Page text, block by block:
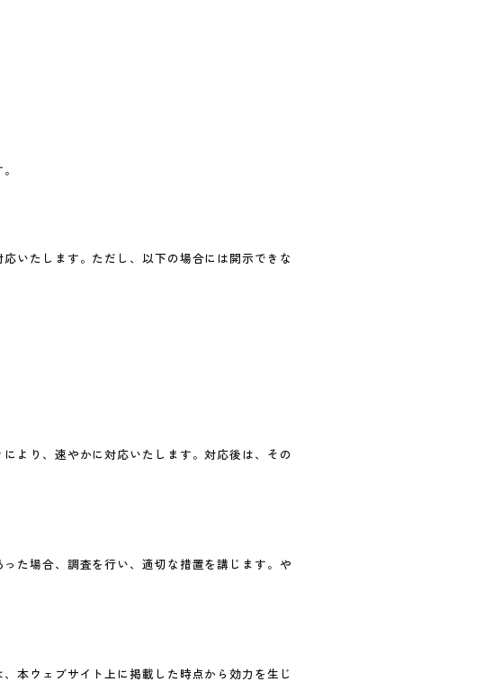
いたします。ただし、以下の場合には開示できな
より、速やかに対応いたします。対応後は、その
た場合、調査を行い、適切な措置を講じます。や
本ウェブサイト上に掲載した時点から効力を生じ